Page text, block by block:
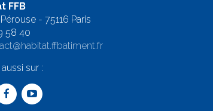
FFB
- 75116 Paris
58 40
sur :